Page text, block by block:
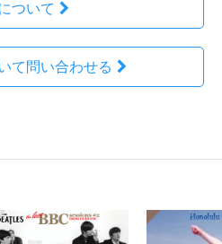
ついて
て問い合わせる